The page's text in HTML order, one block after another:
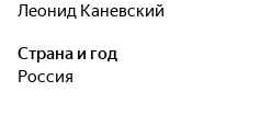
Леонид Каневский
Страна и год
Россия